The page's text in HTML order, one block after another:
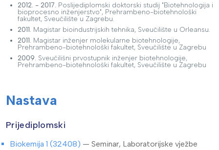
2012. - 2017. Poslijediplomski doktorski studij "Biotehnologija i
bioprocesno inženjerstvo", Prehrambeno-biotehnološki
fakultet, Sveučilište u Zagrebu.
2011. Magistar bioindustrijskih tehnika, Sveučilište u Orleansu.
2011. Magistar inženjer molekularne biotehnologije,
Prehrambeno-biotehnološki fakultet, Sveučilište u Zagrebu
2009. Sveučilišni prvostupnik inženjer biotehnologije,
Prehrambeno-biotehnološki fakultet, Sveučilište u Zagrebu
Nastava
Prijediplomski
Biokemija 1 (32408) — Seminar, Laboratorijske vježbe